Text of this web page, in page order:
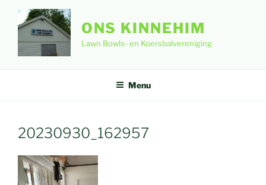
inhoud
ONS KINNEHIM
Lawn Bowls- en Koersbalvereniging
Menu
20230930_162957